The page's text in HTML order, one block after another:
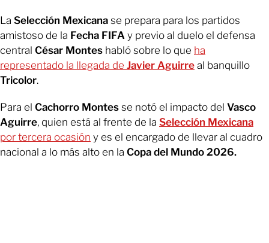
La Selección Mexicana se prepara para los partidos
amistoso de la Fecha FIFA y previo al duelo el defensa
central César Montes habló sobre lo que ha
representado la llegada de Javier Aguirre al banquillo
Tricolor.
Para el Cachorro Montes se notó el impacto del Vasco
Aguirre, quien está al frente de la Selección Mexicana
por tercera ocasión y es el encargado de llevar al cuadro
nacional a lo más alto en la Copa del Mundo 2026.